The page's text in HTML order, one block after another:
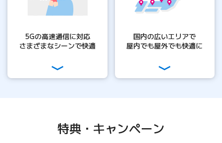
5Gの高速通信に対応
さまざまなシーンで快適
国内の広いエリアで
屋内でも屋外でも快適に
特典・キャンペーン